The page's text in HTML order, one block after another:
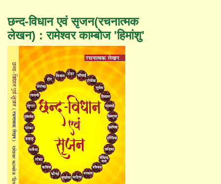
छन्द-विधान एवं सृजन(रचनात्मक
लेखन) : रामेश्वर काम्बोज 'हिमांशु'